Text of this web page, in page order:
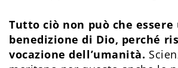
Tutto ciò non può che essere
benedizione di Dio, perché
vocazione dell’umanità.